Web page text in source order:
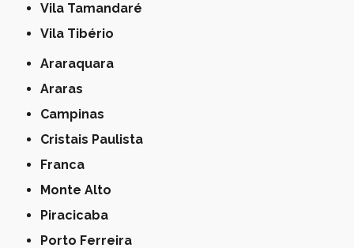
Vila Tamandaré
Vila Tibério
Araraquara
Araras
Campinas
Cristais Paulista
Franca
Monte Alto
Piracicaba
Porto Ferreira